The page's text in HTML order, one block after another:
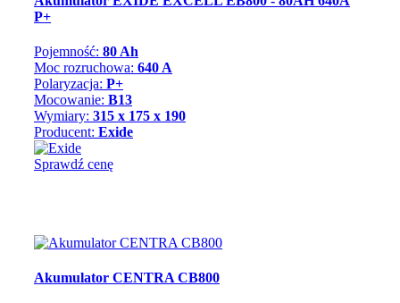
P+
Pojemność: 80 Ah
Moc rozruchowa: 640 A
Polaryzacja: P+
Mocowanie: B13
Wymiary: 315 x 175 x 190
Producent: Exide
Sprawdź cenę
Akumulator CENTRA CB800